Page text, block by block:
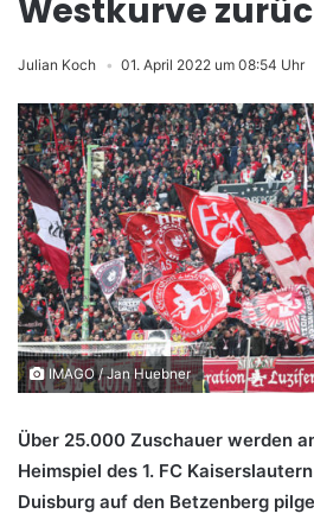
Westkurve
Julian Koch 01. April 2022 um 08:54 Uhr
IMAGO / Jan Huebner
Über 25.000 Zuschauer werden
Heimspiel des 1. FC
Duisburg auf den Betzenberg